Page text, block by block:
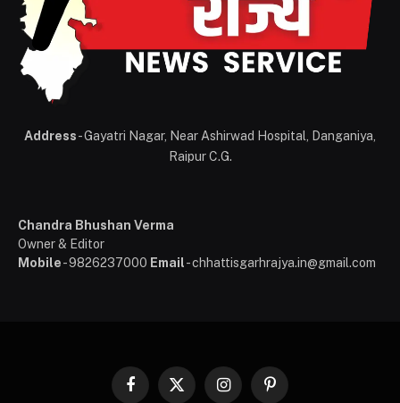
Address- Gayatri Nagar, Near Ashirwad Hospital, Danganiya,
Raipur C.G.
Chandra Bhushan Verma
Owner & Editor
Mobile- 9826237000 Email- chhattisgarhrajya.in@gmail.com
Facebook
X
InstagramPinterest